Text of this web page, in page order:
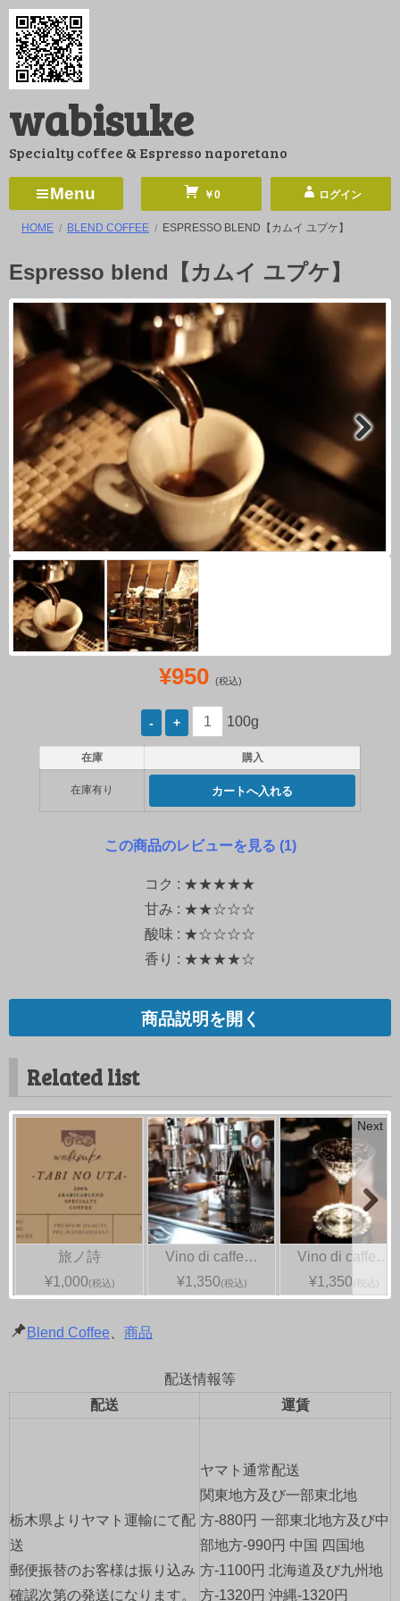
コ
ン
ツ
ス
ッ
wabisuke
Specialty coffee & Espresso naporetano
Menu ￥0 ログイン
HOME BLEND COFFEE ESPRESSO BLEND【カムイ ユプケ】
Espresso blend【カムイ ユプケ】
Next
¥950 (税込)
100g
在庫 購入
在庫有り
この商品のレビューを見る (1)
コク : ★★★★★
甘み : ★★☆☆☆
酸味 : ★☆☆☆☆
香り : ★★★★☆
商品説明を開く
Related list
旅ノ詩
¥1,000(税込)
Vino di caffe…
¥1,350(税込)
Vino di caffe…
¥1,350(税込)
Next
Blend Coffee 商品
配送情報等
配送
運賃
栃木県よりヤマト運輸にて配
送
郵便振替のお客様は振り込み
確認次第の発送になります。
ヤマト通常配送
関東地方及び一部東北地
方-880円 一部東北地方及び中
部地方-990円 中国 四国地
方-1100円 北海道及び九州地
方-1320円 沖縄-1320円